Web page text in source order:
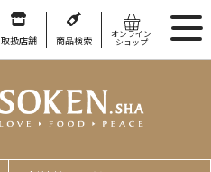
取扱店舗 商品検索
オンライン
ショップ